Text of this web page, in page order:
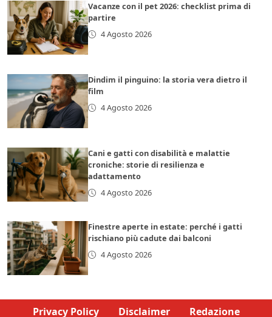
Vacanze con il pet 2026: checklist prima di
partire
4 Agosto 2026
Dindim il pinguino: la storia vera dietro il
film
4 Agosto 2026
Cani e gatti con disabilità e malattie
croniche: storie di resilienza e
adattamento
4 Agosto 2026
Finestre aperte in estate: perché i gatti
rischiano più cadute dai balconi
4 Agosto 2026
Privacy Policy Disclaimer Redazione